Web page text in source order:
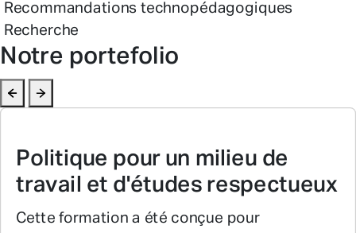
Recommandations technopédagogiques
Recherche
Notre portefolio
Politique pour un milieu de
travail et d'études respectueux
Cette formation a été conçue pour